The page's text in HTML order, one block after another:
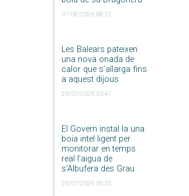
07/08/2026 08:12
Les Balears pateixen
una nova onada de
calor que s’allarga fins
a aquest dijous
20/07/2026 03:47
El Govern instal·la una
boia intel·ligent per
monitorar en temps
real l’aigua de
s’Albufera des Grau
20/07/2026 09:33